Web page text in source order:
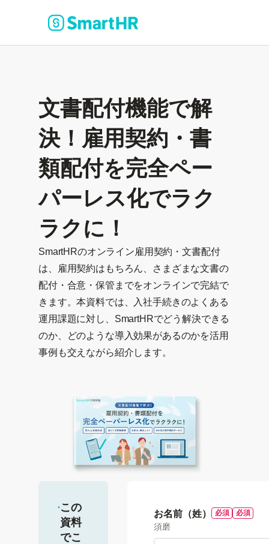
文書配付機能で解
決！雇用契約・書
類配付を完全ペー
パーレス化でラク
ラクに！
SmartHRのオンライン雇用契約・文書配付
は、雇用契約はもちろん、さまざまな文書の
配付・合意・保管までをオンラインで完結で
きます。本資料では、入社手続きのよくある
運用課題に対し、SmartHRでどう解決できる
のか、どのような導入効果があるのかを活用
事例も交えながら紹介します。
この
資料
でこ
お名前（姓）
須磨